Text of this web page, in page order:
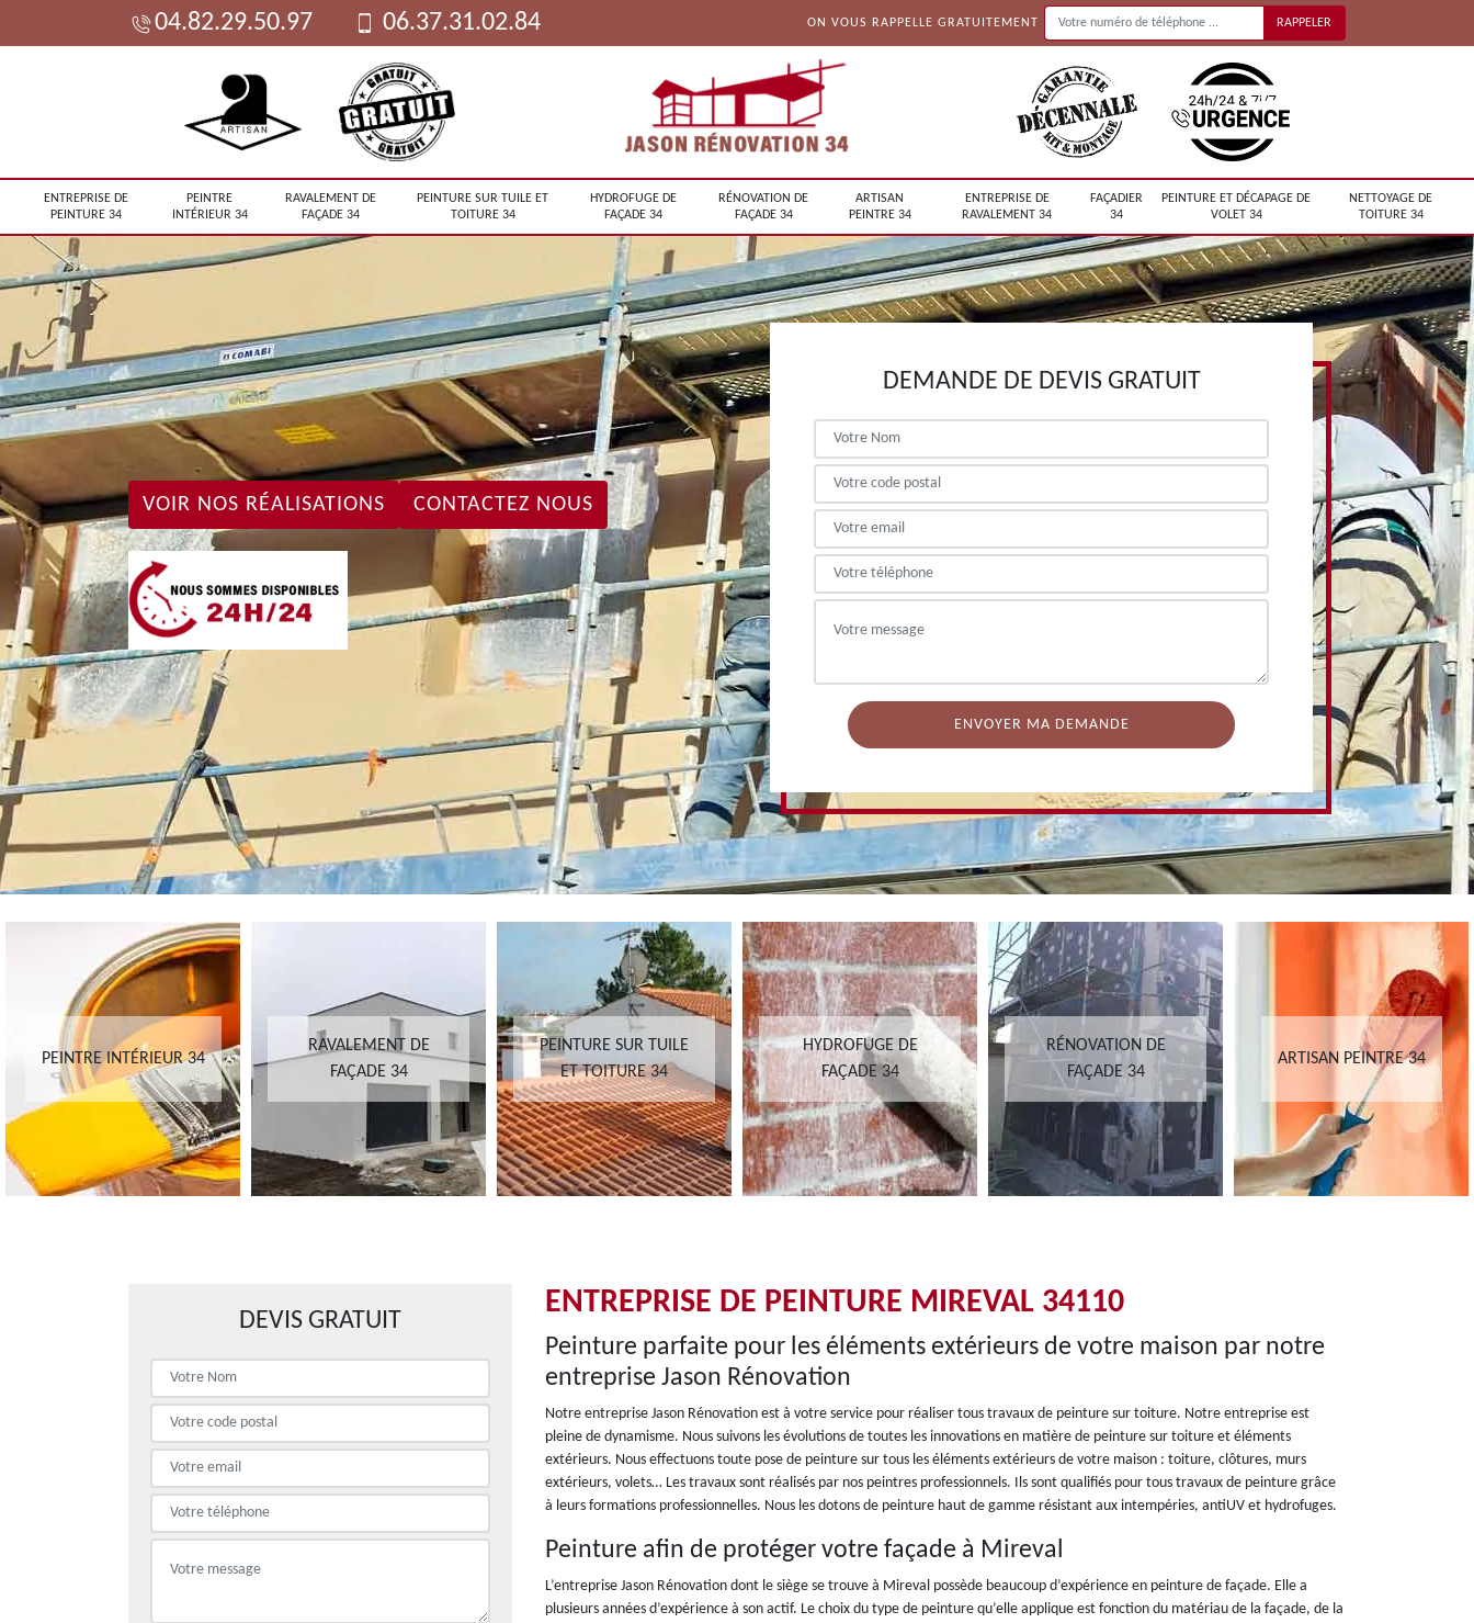
04.82.29.50.97 06.37.31.02.84 ON VOUS RAPPELLE GRATUITEMENT
ENTREPRISE DE
PEINTURE 34
PEINTRE
INTÉRIEUR 34
RAVALEMENT DE
FAÇADE 34
PEINTURE SUR TUILE ET
TOITURE 34
HYDROFUGE DE
FAÇADE 34
RÉNOVATION DE
FAÇADE 34
ARTISAN
PEINTRE 34
ENTREPRISE DE
RAVALEMENT 34
FAÇADIER
34
PEINTURE ET DÉCAPAGE DE
VOLET 34
NETTOYAGE DE
TOITURE 34
VOIR NOS RÉALISATIONS CONTACTEZ NOUS
DEMANDE DE DEVIS GRATUIT
PEINTRE INTÉRIEUR 34
RAVALEMENT DE
FAÇADE 34
PEINTURE SUR TUILE
ET TOITURE 34
HYDROFUGE DE
FAÇADE 34
RÉNOVATION DE
FAÇADE 34
ARTISAN PEINTRE 34
DEVIS GRATUIT
ENTREPRISE DE PEINTURE MIREVAL 34110
Peinture parfaite pour les éléments extérieurs de votre maison par notre
entreprise Jason Rénovation
Notre entreprise Jason Rénovation est à votre service pour réaliser tous travaux de peinture sur toiture. Notre entreprise est
pleine de dynamisme. Nous suivons les évolutions de toutes les innovations en matière de peinture sur toiture et éléments
extérieurs. Nous effectuons toute pose de peinture sur tous les éléments extérieurs de votre maison : toiture, clôtures, murs
extérieurs, volets… Les travaux sont réalisés par nos peintres professionnels. Ils sont qualifiés pour tous travaux de peinture grâce
à leurs formations professionnelles. Nous les dotons de peinture haut de gamme résistant aux intempéries, antiUV et hydrofuges.
Peinture afin de protéger votre façade à Mireval
L’entreprise Jason Rénovation dont le siège se trouve à Mireval possède beaucoup d’expérience en peinture de façade. Elle a
plusieurs années d’expérience à son actif. Le choix du type de peinture qu’elle applique est fonction du matériau de la façade, de la